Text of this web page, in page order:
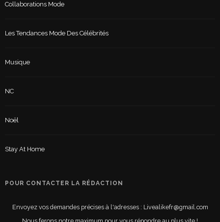
Collaborations Mode
Les Tendances Mode Des Célébrités
Musique
NC
Noël
Stay At Home
POUR CONTACTER LA RÉDACTION
Envoyez vos demandes précises à l'adresses : Livealikefr@gmail.com